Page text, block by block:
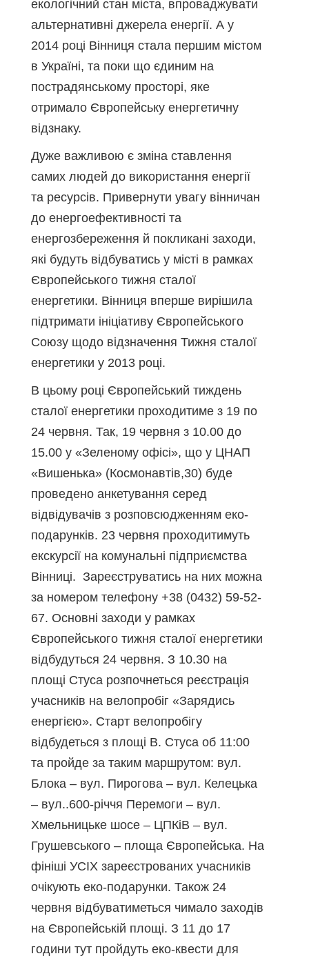
екологічний стан міста, впроваджувати
альтернативні джерела енергії. А у
2014 році Вінниця стала першим містом
в Україні, та поки що єдиним на
пострадянському просторі, яке
отримало Європейську енергетичну
відзнаку.
Дуже важливою є зміна ставлення
самих людей до використання енергії
та ресурсів. Привернути увагу вінничан
до енергоефективності та
енергозбереження й покликані заходи,
які будуть відбуватись у місті в рамках
Європейського тижня сталої
енергетики. Вінниця вперше вирішила
підтримати ініціативу Європейського
Союзу щодо відзначення Тижня сталої
енергетики у 2013 році.
В цьому році Європейський тиждень
сталої енергетики проходитиме з 19 по
24 червня. Так, 19 червня з 10.00 до
15.00 у «Зеленому офісі», що у ЦНАП
«Вишенька» (Космонавтів,30) буде
проведено анкетування серед
відвідувачів з розповсюдженням еко-
подарунків. 23 червня проходитимуть
екскурсії на комунальні підприємства
Вінниці. Зареєструватись на них можна
за номером телефону +38 (0432) 59-52-
67. Основні заходи у рамках
Європейського тижня сталої енергетики
відбудуться 24 червня. З 10.30 на
площі Стуса розпочнеться реєстрація
учасників на велопробіг «Зарядись
енергією». Старт велопробігу
відбудеться з площі В. Стуса об 11:00
та пройде за таким маршрутом: вул.
Блока – вул. Пирогова – вул. Келецька
– вул..600-річчя Перемоги – вул.
Хмельницьке шосе – ЦПКіВ – вул.
Грушевського – площа Європейська. На
фініші УСІХ зареєстрованих учасників
очікують еко-подарунки. Також 24
червня відбуватиметься чимало заходів
на Європейській площі. З 11 до 17
години тут пройдуть еко-квести для